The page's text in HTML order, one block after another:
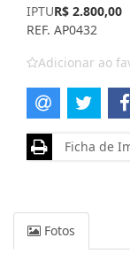
IPTUR$ 2.800,00
REF. AP0432
Adicionar ao
Ficha de
Fotos